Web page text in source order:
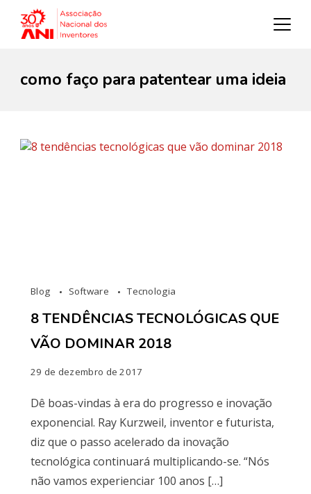
como faço para patentear uma ideia
Blog Software Tecnologia
8 TENDÊNCIAS TECNOLÓGICAS QUE
VÃO DOMINAR 2018
29 de dezembro de 2017
Dê boas-vindas à era do progresso e inovação
exponencial. Ray Kurzweil, inventor e futurista,
diz que o passo acelerado da inovação
tecnológica continuará multiplicando-se. “Nós
não vamos experienciar 100 anos […]